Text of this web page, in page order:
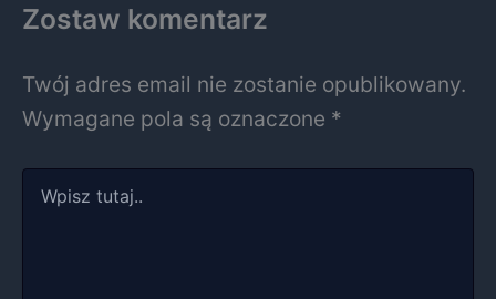
Zostaw komentarz
Twój adres email nie zostanie opublikowany.
Wymagane pola są oznaczone *
tutaj..